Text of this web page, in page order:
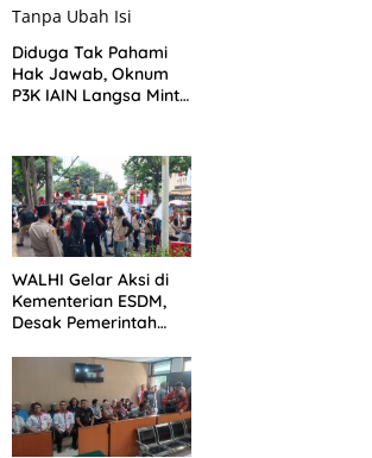
Diduga Tak Pahami
Hak Jawab, Oknum
P3K IAIN Langsa Minta
WALHI Gelar Aksi di
Kementerian ESDM,
Desak Pemerintah
Energi Berkeadilan